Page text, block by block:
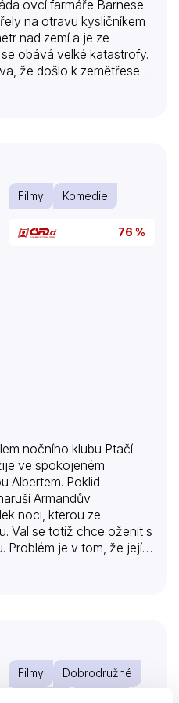
ovcí farmáře Barnese.
na otravu kysličníkem
nad zemí a je ze
obává velké katastrofy.
že došlo k zemětřesení
nic nefunguje. Ačkoli
plynové kapsy, otřesy
Když vítr povane
otráví ovzduší i přehradu.
Filmy Komedie
76 %
nočního klubu Ptačí
ve spokojeném
Albertem. Poklid
Armandův
noci, kterou ze
Val se totiž chce oženit s
Problém je v tom, že její
senátor
a navíc
jako „normální“
vychoval společně s
co by však pro syna
mužskými akty, a po
Filmy
Dobrodružné